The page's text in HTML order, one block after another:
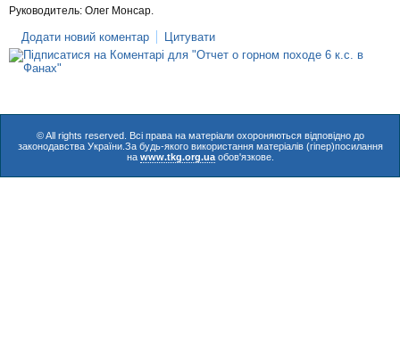
Руководитель: Олег Монсар.
Додати новий коментар Цитувати
© All rights reserved. Всі права на матеріали охороняються відповідно до
законодавства України.За будь-якого використання матеріалів (гіпер)посилання
на www.tkg.org.uaобов'язкове.